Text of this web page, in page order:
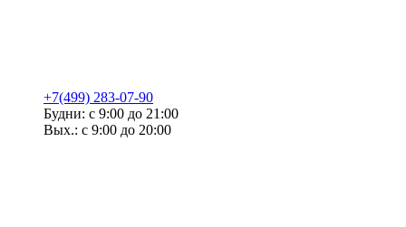
+7(499) 283-07-90
Будни: с 9:00 до 21:00
Вых.: с 9:00 до 20:00